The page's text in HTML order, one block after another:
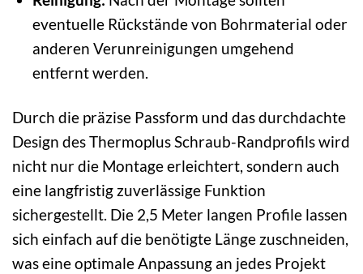
eventuelle Rückstände von Bohrmaterial oder
anderen Verunreinigungen umgehend
entfernt werden.
Durch die präzise Passform und das durchdachte
Design des Thermoplus Schraub-Randprofils wird
nicht nur die Montage erleichtert, sondern auch
eine langfristig zuverlässige Funktion
sichergestellt. Die 2,5 Meter langen Profile lassen
sich einfach auf die benötigte Länge zuschneiden,
was eine optimale Anpassung an jedes Projekt